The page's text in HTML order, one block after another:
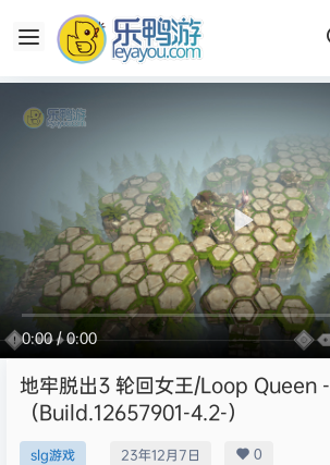
0:00/0:00
地牢脱出3 轮回女王/Loop Queen -
（Build.12657901-4.2-）
slg游戏 23年12月7日 0